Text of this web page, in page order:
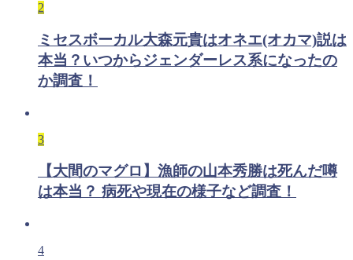
2
ミセスボーカル大森元貴はオネエ(オカマ)説は
本当？いつからジェンダーレス系になったの
か調査！
3
【大間のマグロ】漁師の山本秀勝は死んだ噂
は本当？ 病死や現在の様子など調査！
4